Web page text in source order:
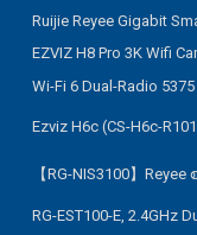
Ruijie Reyee Gigabit
EZVIZ H8 Pro 3K Wifi
Wi-Fi 6 Dual-Radio
Ezviz H6c (CS-H6c-
【RG-NIS3100】
RG-EST100-E, 2.4GHz